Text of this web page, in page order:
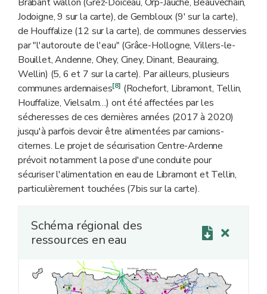
Jodoigne, 9 sur la carte), de Gembloux (9' sur la carte),
de Houffalize (12 sur la carte), de communes desservies
par "l'autoroute de l'eau" (Grâce-Hollogne, Villers-le-
Bouillet, Andenne, Ohey, Ciney, Dinant, Beauraing,
Wellin) (5, 6 et 7 sur la carte). Par ailleurs, plusieurs
communes ardennaises[8] (Rochefort, Libramont, Tellin,
Houffalize, Vielsalm…) ont été affectées par les
sécheresses de ces dernières années (2017 à 2020)
jusqu'à parfois devoir être alimentées par camions-
citernes. Le projet de sécurisation Centre-Ardenne
prévoit notamment la pose d'une conduite pour
sécuriser l'alimentation en eau de Libramont et Tellin,
particulièrement touchées (7bis sur la carte).
Schéma régional des
ressources en eau